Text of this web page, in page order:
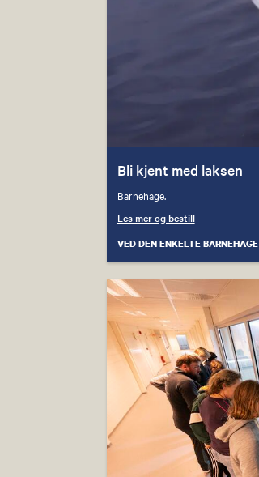
Bli kjent med laksen
Barnehage.
Les mer og bestill
VED DEN ENKELTE BARNEHAGE